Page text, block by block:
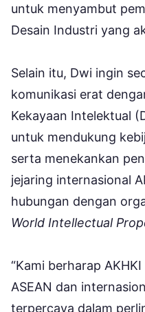
untuk menyambut
Desain Industri yang
Selain itu, Dwi ingin
komunikasi erat
Kekayaan Intelektual
untuk mendukung
serta menekankan
jejaring internasional
hubungan dengan
World Intellectual
“Kami berharap
ASEAN dan
terpercaya dalam